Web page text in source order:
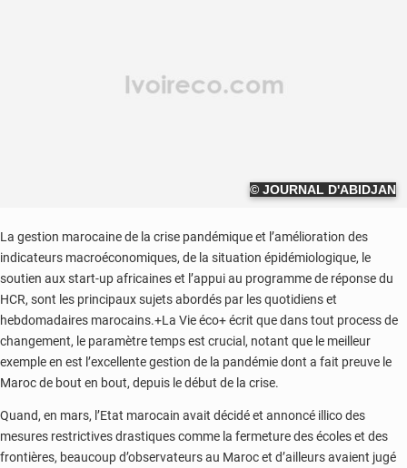
© JOURNAL D'ABIDJAN
La gestion marocaine de la crise pandémique et l’amélioration des
indicateurs macroéconomiques, de la situation épidémiologique, le
soutien aux start-up africaines et l’appui au programme de réponse du
HCR, sont les principaux sujets abordés par les quotidiens et
hebdomadaires marocains.+La Vie éco+ écrit que dans tout process de
changement, le paramètre temps est crucial, notant que le meilleur
exemple en est l’excellente gestion de la pandémie dont a fait preuve le
Maroc de bout en bout, depuis le début de la crise.
Quand, en mars, l’Etat marocain avait décidé et annoncé illico des
mesures restrictives drastiques comme la fermeture des écoles et des
frontières, beaucoup d’observateurs au Maroc et d’ailleurs avaient jugé